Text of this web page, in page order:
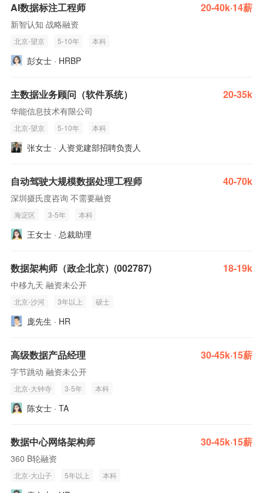
AI数据标注工程师 20-40k·14薪
新智认知 战略融资
北京-望京 5-10年 本科
彭女士 · HRBP
主数据业务顾问（软件系统） 20-35k
华能信息技术有限公司
北京-望京 5-10年 本科
张女士 · 人资党建部招聘负责人
自动驾驶大规模数据处理工程师 40-70k
深圳摄氏度咨询 不需要融资
海淀区 3-5年 本科
王女士 · 总裁助理
数据架构师（政企北京）(002787) 18-19k
中移九天 融资未公开
北京-沙河 3年以上 硕士
庞先生 · HR
高级数据产品经理 30-45k·15薪
字节跳动 融资未公开
北京-大钟寺 3-5年 本科
陈女士 · TA
数据中心网络架构师 30-45k·15薪
360 B轮融资
北京-大山子 5年以上 本科